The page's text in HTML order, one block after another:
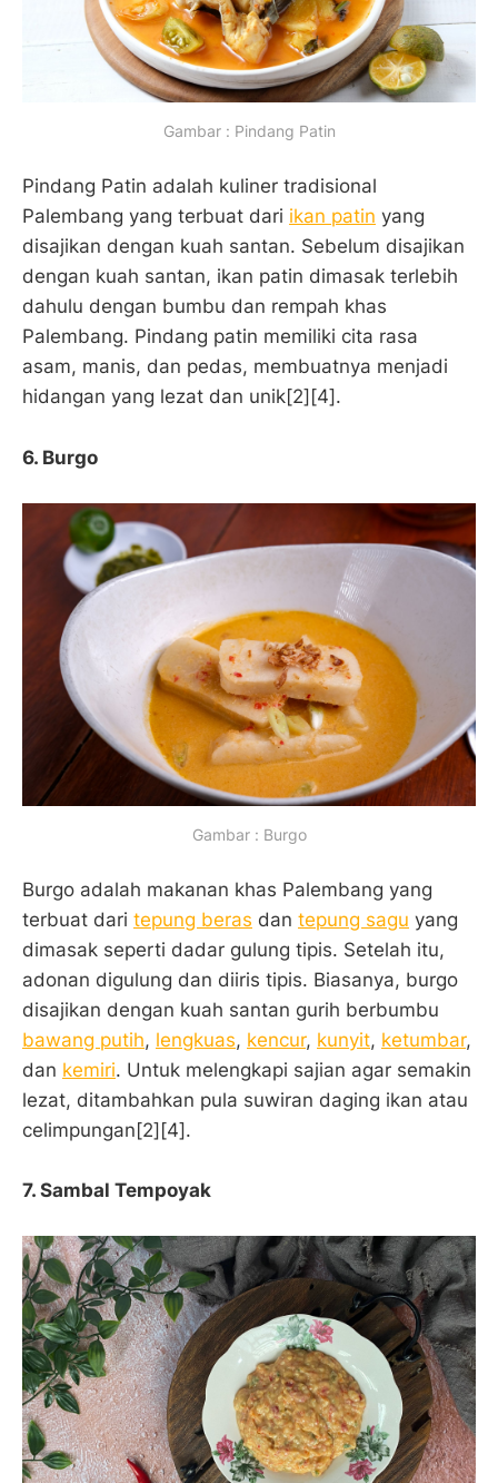
Gambar : Pindang Patin
Pindang Patin adalah kuliner tradisional
Palembang yang terbuat dari ikan patin yang
disajikan dengan kuah santan. Sebelum disajikan
dengan kuah santan, ikan patin dimasak terlebih
dahulu dengan bumbu dan rempah khas
Palembang. Pindang patin memiliki cita rasa
asam, manis, dan pedas, membuatnya menjadi
hidangan yang lezat dan unik[2][4].
6. Burgo
Gambar : Burgo
Burgo adalah makanan khas Palembang yang
terbuat dari tepung beras dan tepung sagu yang
dimasak seperti dadar gulung tipis. Setelah itu,
adonan digulung dan diiris tipis. Biasanya, burgo
disajikan dengan kuah santan gurih berbumbu
bawang putih, lengkuas, kencur, kunyit, ketumbar,
dan kemiri. Untuk melengkapi sajian agar semakin
lezat, ditambahkan pula suwiran daging ikan atau
celimpungan[2][4].
7. Sambal Tempoyak